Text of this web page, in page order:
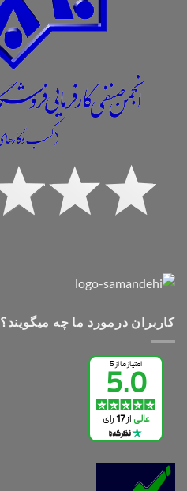
کاربران درمورد ما چه میگویند؟